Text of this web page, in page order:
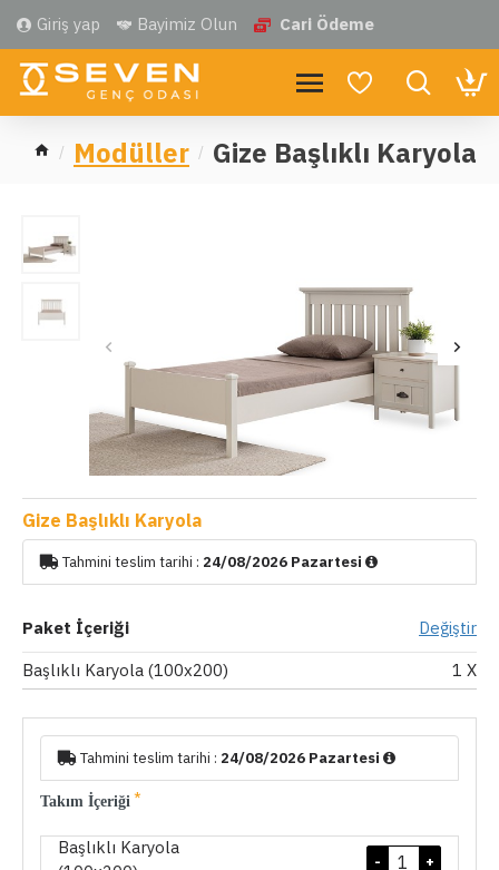
Giriş yap Bayimiz Olun Cari Ödeme
Modüller Gize Başlıklı Karyola
Gize Başlıklı Karyola
Tahmini teslim tarihi : 24/08/2026 Pazartesi
Paket İçeriği
Değiştir
Başlıklı Karyola (100x200)
1 X
Tahmini teslim tarihi : 24/08/2026 Pazartesi
Takım İçeriği
Başlıklı Karyola
+
-